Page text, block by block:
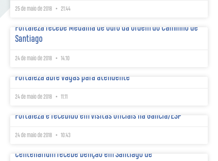
25 de maio de 2018 21:44
Fortaleza recebe Medalha de Ouro da Ordem do Caminho de
Santiago
24 de maio de 2018 14:10
Fortaleza abre vagas para atendente
24 de maio de 2018 11:11
Fortaleza é recebido em visitas oficiais na Galícia/ESP
24 de maio de 2018 10:43
Centenarium recebe bênção em Santiago de